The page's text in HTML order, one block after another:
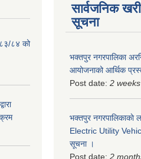
८४ को
सार्वजनिक
सूचना
भक्तपुर नगरपालिका
आयोजनाको आर्थिक
Post date: 2
भक्तपुर नगरपालिकाकाे
Electric Utility
सूचना ।
Post date: 2